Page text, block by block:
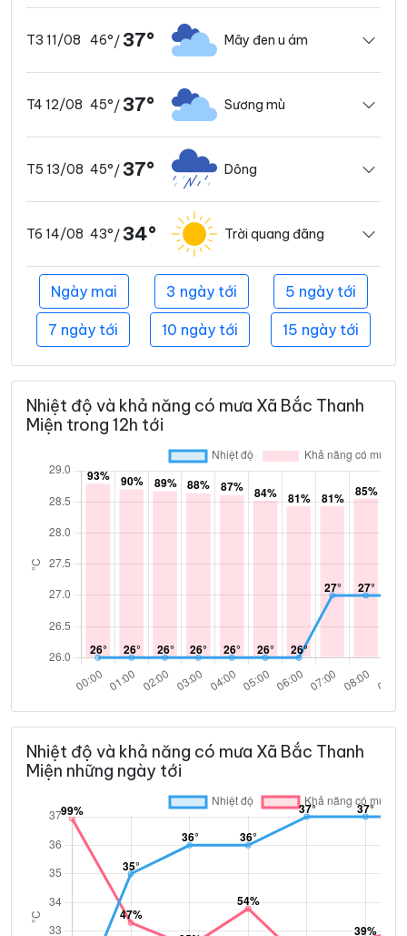
T3 11/08 46°/ 37° Mây đen u ám
T4 12/08 45°/ 37° Sương mù
T5 13/08 45°/ 37° Dông
T6 14/08 43°/ 34° Trời quang đãng
Ngày mai 3 ngày tới 5 ngày tới
7 ngày tới 10 ngày tới 15 ngày tới
Nhiệt độ và khả năng có mưa Xã Bắc Thanh
Miện trong 12h tới
Nhiệt độ và khả năng có mưa Xã Bắc Thanh
Miện những ngày tới